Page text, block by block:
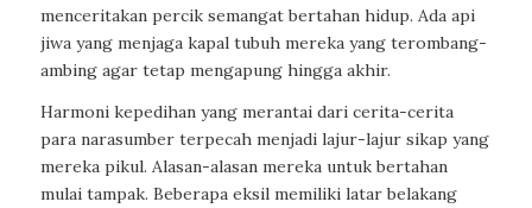
menceritakan percik semangat bertahan hidup. Ada api
jiwa yang menjaga kapal tubuh mereka yang terombang-
ambing agar tetap mengapung hingga akhir.
Harmoni kepedihan yang merantai dari cerita-cerita
para narasumber terpecah menjadi lajur-lajur sikap yang
mereka pikul. Alasan-alasan mereka untuk bertahan
mulai tampak. Beberapa eksil memiliki latar belakang